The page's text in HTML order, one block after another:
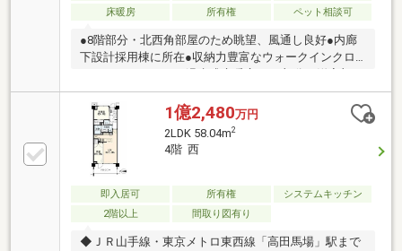
床暖房 所有権 ペット相談可
●8階部分・北西角部屋のため眺望、風通し良好●内廊
下設計採用棟に所在●収納力豊富なウォークインクロ
分）●ディスポーザー・食洗器付き●ペット飼育可（細
則有り）●充実したセキュリティ【充実の共用施設・
サービス（一部有償）】◆スタディブース◆マルチス
タジオ◆ミーティングスペース◆居住者専用マンショ
ン内学童保育サービス◆ゲストルーム◆パーティール
ーム◆キッズコーナー
1億2,480万円
2LDK 58.04m2
4階 西
即入居可 所有権
システムキッチン
2階以上
間取り図有り
◆ＪＲ山手線・東京メトロ東西線「高田馬場」駅まで